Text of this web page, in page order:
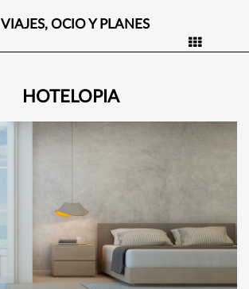
VIAJES, OCIO Y PLANES
HOTELOPIA